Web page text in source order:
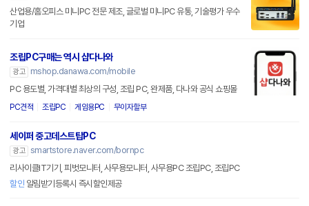
산업용/홈오피스 미니PC 전문 제조, 글로벌 미니PC 유통, 기술평가 우수
기업
조립PC구매는 역시 샵다나와
광고
mshop.danawa.com/mobile
PC 용도별, 가격대별 최상의 구성, 조립 PC, 완제품, 다나와 공식 쇼핑몰
PC견적 조립PC 게임용PC 무이자할부
세이퍼 중고데스트탑PC
광고 smartstore.naver.com/bornpc
리사이클IT기기, 피벗모니터, 사무용모니터, 사무용PC 조립PC, 조립PC
할인 알림받기등록시 즉시할인제공